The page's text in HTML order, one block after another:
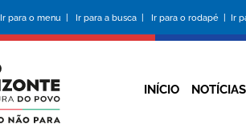
Ir para o menu | Ir para a busca | Ir para o rodapé | Ir
INÍCIO NOTÍCIAS